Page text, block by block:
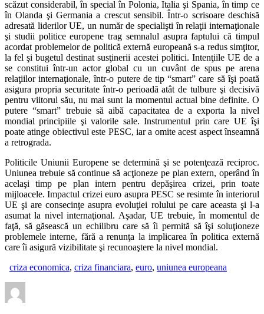
scăzut considerabil, în special în Polonia, Italia şi Spania, în timp ce
în Olanda şi Germania a crescut sensibil. Într-o scrisoare deschisă
adresată liderilor UE, un număr de specialişti în relaţii internaţionale
şi studii politice europene trag semnalul asupra faptului că timpul
acordat problemelor de politică externă europeană s-a redus simţitor,
la fel şi bugetul destinat susţinerii acestei politici. Intenţiile UE de a
se constitui într-un actor global cu un cuvânt de spus pe arena
relaţiilor internaţionale, într-o putere de tip “smart” care să îşi poată
asigura propria securitate într-o perioadă atât de tulbure şi decisivă
pentru viitorul său, nu mai sunt la momentul actual bine definite. O
putere “smart” trebuie să aibă capacitatea de a exporta la nivel
mondial principiile şi valorile sale. Instrumentul prin care UE îşi
poate atinge obiectivul este PESC, iar a omite acest aspect înseamnă
a retrograda.
Politicile Uniunii Europene se determină şi se potenţează reciproc.
Uniunea trebuie să continue să acţioneze pe plan extern, operând în
acelaşi timp pe plan intern pentru depăşirea crizei, prin toate
mijloacele. Impactul crizei euro asupra PESC se resimte în interiorul
UE şi are consecinţe asupra evoluţiei rolului pe care aceasta şi l-a
asumat la nivel internaţional. Aşadar, UE trebuie, în momentul de
faţă, să găsească un echilibru care să îi permită să îşi soluţioneze
problemele interne, fără a renunţa la implicarea în politica externă
care îi asigură vizibilitate şi recunoaştere la nivel mondial.
criza economica, criza financiara, euro, uniunea europeana